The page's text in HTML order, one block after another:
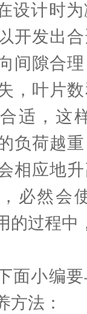
计时为
开发出
间隙合
，叶片
适，这
负荷越
相应地
必然会
的过程中
小编要
方法：